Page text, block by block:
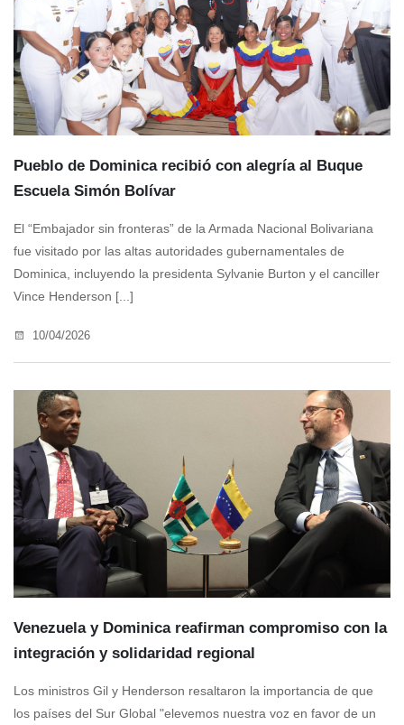
Pueblo de Dominica recibió con alegría al Buque
Escuela Simón Bolívar
El “Embajador sin fronteras” de la Armada Nacional Bolivariana
fue visitado por las altas autoridades gubernamentales de
Dominica, incluyendo la presidenta Sylvanie Burton y el canciller
Vince Henderson [...]
10/04/2026
Venezuela y Dominica reafirman compromiso con la
integración y solidaridad regional
Los ministros Gil y Henderson resaltaron la importancia de que
los países del Sur Global "elevemos nuestra voz en favor de un